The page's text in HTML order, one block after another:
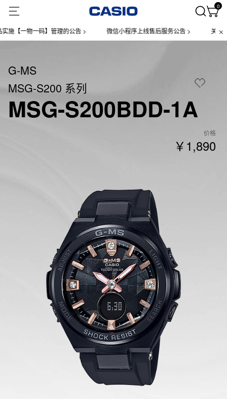
0
一物一码】管理的公告 > 微信小程序上线售后服务公告 > 关于部
G-MS
MSG-S200 系列
MSG-S200BDD-1A
价格
￥1,890